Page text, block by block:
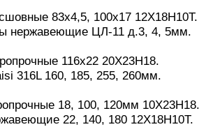
83х4,5, 100х17 12Х18Н10Т.
нержавеющие ЦЛ-11 д.3, 4, 5мм.
116х22 20Х23Н18.
316L 160, 185, 255, 260мм.
18, 100, 120мм 10Х23Н18.
22, 140, 180 12Х18Н10Т.